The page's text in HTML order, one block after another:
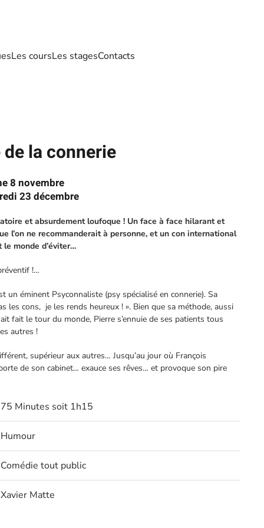
Les coursLes stagesContacts
la connerie
8 novembre
23 décembre
et absurdement loufoque ! Un face à face hilarant et
l’on ne recommanderait à personne, et un con international
le monde d’éviter…
!…
un éminent Psyconnaliste (psy spécialisé en connerie). Sa
les cons, je les rends heureux ! ». Bien que sa méthode, aussi
fait le tour du monde, Pierre s’ennuie de ses patients tous
autres !
supérieur aux autres… Jusqu’au jour où François
de son cabinet… exauce ses rêves… et provoque son pire
75 Minutes soit 1h15
Humour
Comédie tout public
Xavier Matte